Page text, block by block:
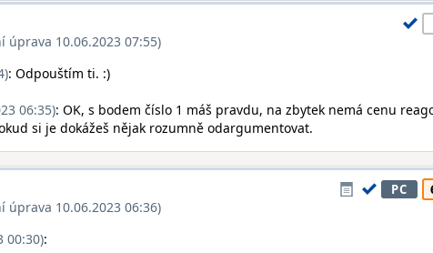
úprava 10.06.2023 07:55)
: Odpouštím ti. :)
06:35): OK, s bodem číslo 1 máš pravdu, na zbytek nemá cenu
si je dokážeš nějak rozumně odargumentovat.
úprava 10.06.2023 06:36)
PC
00:30):